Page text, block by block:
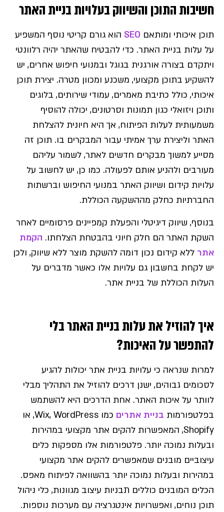
חשיבות התוכן והשיווק בעלויות בניית האתר
תוכן איכותי ומותאם SEO הוא גורם קריטי נוסף המשפיע
על עלות בניית האתר. כדי להבטיח שהאתר יהיה רלוונטי
ויתקדם בצורה אורגנית בגוגל ובמנועי חיפוש אחרים, יש
להשקיע בתוכן מקצועי, משכנע ומכוון מטרה. יצירת תוכן
איכותי, כולל כתיבת מאמרים, עמודי שירותים, בלוגים
ותוכן ויזואלי כגון תמונות וסרטונים, יכולה להוסיף
משמעותית לעלות הפיתוח, אך היא חיונית להצלחת
האתר וליצירת ערך אמיתי עבור המבקרים בו. תוכן זה
מסייע למשוך מבקרים חדשים לאתר, לשמור עליהם
מעורבים ולהניע אותם לפעולה. כמו כן, יש לחשוב על
עלויות קידום ושיווק האתר במנועי החיפוש וברשתות
החברתיות כחלק מההשקעה הכוללת.
בנוסף, שיווק דיגיטלי והפעלת קמפיינים פרסומיים לאחר
השקת האתר הם חלק חיוני בהבטחת הצלחתו. הקמת
אתר ללא קידום נכון דומה להשקת מוצר ללא שיווק, ולכן
יש לקחת בחשבון גם עלויות אלו כאשר מדברים על
העלות הכוללת של בניית אתר.
איך להוזיל את עלות בניית האתר בלי
להתפשר על האיכות?
למרות שנראה כי עלויות בניית אתר יכולות להגיע
לסכומים גבוהים, ישנן דרכים להוזיל את התהליך מבלי
לוותר על איכות האתר. אחת הדרכים היא להשתמש
בפלטפורמות בניית אתרים
כמו Wix, WordPress, או
Shopify, המאפשרות להקים אתר מקצועי במהירות
ובעלות נמוכה יותר. פלטפורמות אלו מספקות כלים
עיצוביים מובנים שמאפשרים להקים אתר מקצועי
במהירות ובעלות נמוכה יותר בהשוואה לפיתוח מאפס.
הכלים המובנים כוללים תבניות עיצוב מגוונות, כלי ניהול
תוכן נוחים, ואפשרויות אינטגרציה עם מערכות נוספות.